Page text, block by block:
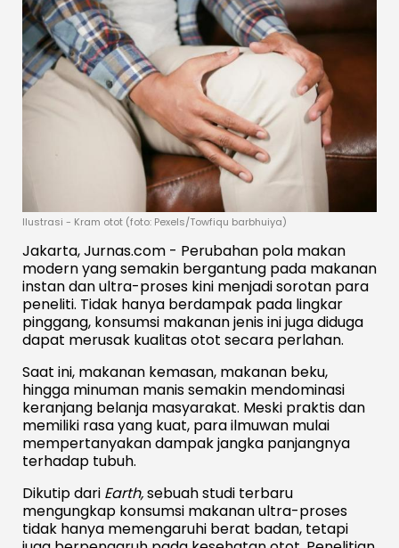
Ilustrasi - Kram otot (foto: Pexels/Towfiqu barbhuiya)
Jakarta, Jurnas.com - Perubahan pola makan
modern yang semakin bergantung pada makanan
instan dan ultra-proses kini menjadi sorotan para
peneliti. Tidak hanya berdampak pada lingkar
pinggang, konsumsi makanan jenis ini juga diduga
dapat merusak kualitas otot secara perlahan.
Saat ini, makanan kemasan, makanan beku,
hingga minuman manis semakin mendominasi
keranjang belanja masyarakat. Meski praktis dan
memiliki rasa yang kuat, para ilmuwan mulai
mempertanyakan dampak jangka panjangnya
terhadap tubuh.
Dikutip dari Earth,sebuah studi terbaru
mengungkap konsumsi makanan ultra-proses
tidak hanya memengaruhi berat badan, tetapi